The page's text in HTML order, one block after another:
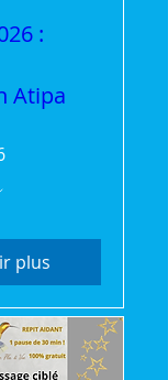
:
Atipa
plus